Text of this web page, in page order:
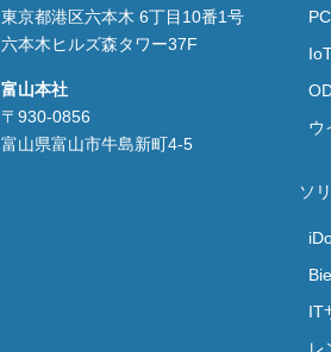
東京都港区六本木 6丁目10番1号
六本木ヒルズ森タワー37F
富山本社
〒930-0856
富山県富山市牛島新町4-5
PC
ウ
ソ
Bie
IT